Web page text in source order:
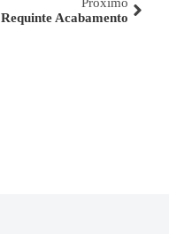
Requinte Acabamento